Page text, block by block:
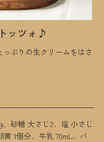
ッツォ♪
ぷりの生クリームをはさ
砂糖 大さじ2、塩 小さじ
1個分、牛乳 70mL、バ